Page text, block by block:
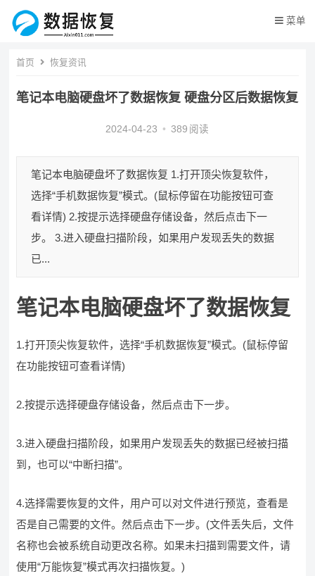
菜单
首页 恢复资讯
笔记本电脑硬盘坏了数据恢复 硬盘分区后数据恢复
2024-04-23 • 389 阅读
笔记本电脑硬盘坏了数据恢复 1.打开顶尖恢复软件，
选择“手机数据恢复”模式。(鼠标停留在功能按钮可查
看详情) 2.按提示选择硬盘存储设备，然后点击下一
步。 3.进入硬盘扫描阶段，如果用户发现丢失的数据
已...
笔记本电脑硬盘坏了数据恢复
1.打开顶尖恢复软件，选择“手机数据恢复”模式。(鼠标停留
在功能按钮可查看详情)
2.按提示选择硬盘存储设备，然后点击下一步。
3.进入硬盘扫描阶段，如果用户发现丢失的数据已经被扫描
到，也可以“中断扫描”。
4.选择需要恢复的文件，用户可以对文件进行预览，查看是
否是自己需要的文件。然后点击下一步。(文件丢失后，文件
名称也会被系统自动更改名称。如果未扫描到需要文件，请
使用“万能恢复”模式再次扫描恢复。)